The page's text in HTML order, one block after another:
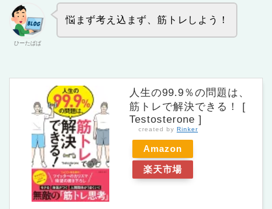
ひーたぱぱ
悩まず考え込まず、筋トレしよう！
人生の99.9％の問題は、
筋トレで解決できる！ [
Testosterone ]
created by Rinker
Amazon
楽天市場